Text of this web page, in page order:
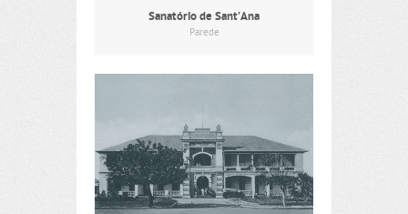
Sanatório de Sant’Ana
Parede